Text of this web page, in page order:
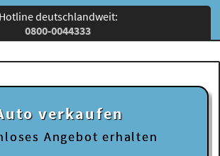
Hotline deutschlandweit:
0800-0044333
verkaufen
Angebot erhalten